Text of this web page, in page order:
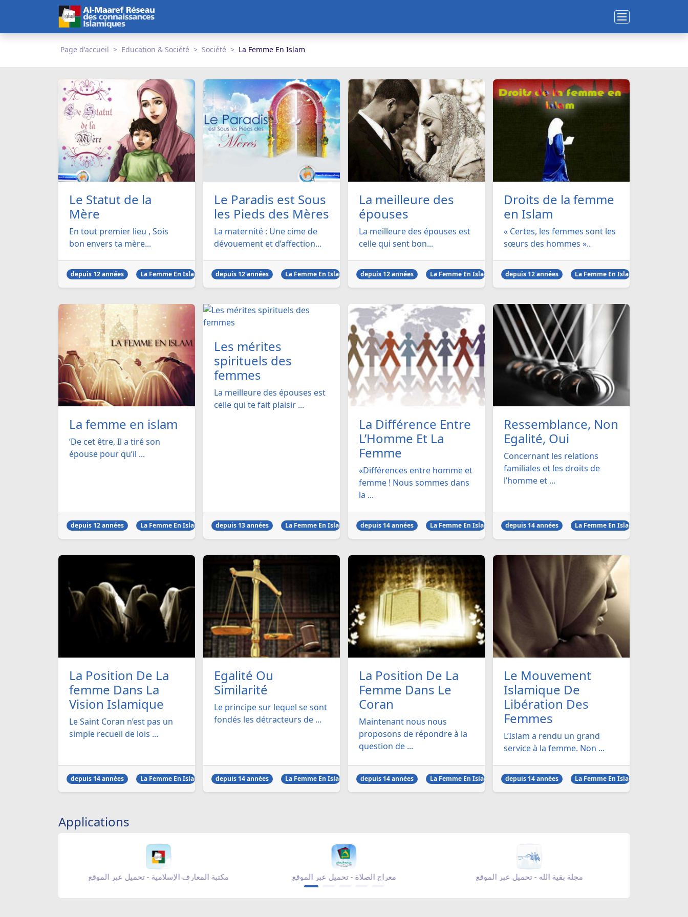
Page d'accueil Education & Société Société La Femme En Islam
Le Statut de la
Mère
En tout premier lieu , Sois
bon envers ta mère...
depuis 12 années La Femme En Islam
Le Paradis est Sous
les Pieds des Mères
La maternité : Une cime de
dévouement et d’affection...
depuis 12 années La Femme En Islam
La meilleure des
épouses
La meilleure des épouses est
celle qui sent bon...
depuis 12 années La Femme En Islam
Droits de la femme
en Islam
« Certes, les femmes sont les
sœurs des hommes »..
depuis 12 années La Femme En Islam
La femme en islam
’De cet être, Il a tiré son
épouse pour qu’il ...
depuis 12 années La Femme En Islam
Les mérites
spirituels des
femmes
La meilleure des épouses est
celle qui te fait plaisir ...
depuis 13 années La Femme En Islam
La Différence Entre
L’Homme Et La
Femme
«Différences entre homme et
femme ! Nous sommes dans
la ...
depuis 14 années La Femme En Islam
Ressemblance, Non
Egalité, Oui
Concernant les relations
familiales et les droits de
l’homme et ...
depuis 14 années La Femme En Islam
La Position De La
femme Dans La
Vision Islamique
Le Saint Coran n’est pas un
simple recueil de lois ...
depuis 14 années La Femme En Islam
Egalité Ou
Similarité
Le principe sur lequel se sont
fondés les détracteurs de ...
depuis 14 années La Femme En Islam
La Position De La
Femme Dans Le
Coran
Maintenant nous nous
proposons de répondre à la
question de ...
depuis 14 années La Femme En Islam
Le Mouvement
Islamique De
Libération Des
Femmes
L’Islam a rendu un grand
service à la femme. Non ...
depuis 14 années La Femme En Islam
Applications
مكتبة المعارف الإسلامية - تحميل عبر الموقع معراج الصلاة - تحميل عبر الموقع مجلة بقية الله - تحميل عبر الموقع